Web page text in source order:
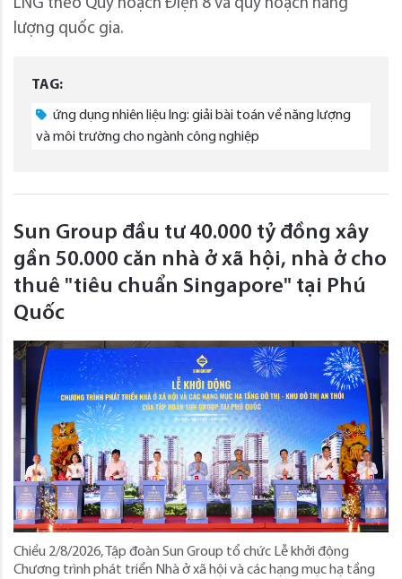
LNG theo Quy hoạch Điện 8 và quy hoạch năng
lượng quốc gia.
TAG:
ứng dụng nhiên liệu lng: giải bài toán về năng lượng
và môi trường cho ngành công nghiệp
Sun Group đầu tư 40.000 tỷ đồng xây
gần 50.000 căn nhà ở xã hội, nhà ở cho
thuê "tiêu chuẩn Singapore" tại Phú
Quốc
Chiều 2/8/2026, Tập đoàn Sun Group tổ chức Lễ khởi động
Chương trình phát triển Nhà ở xã hội và các hạng mục hạ tầng